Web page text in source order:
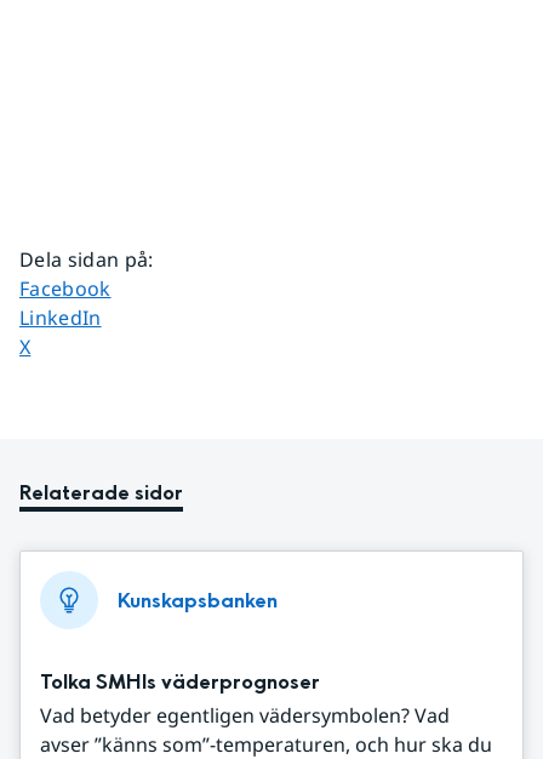
Dela sidan på:
Dela sidan på
Facebook
Dela sidan på
LinkedIn
Dela sidan på
X
Relaterade sidor
Kunskapsbanken
Tolka SMHIs väderprognoser
Vad betyder egentligen vädersymbolen? Vad
avser ”känns som”-temperaturen, och hur ska du